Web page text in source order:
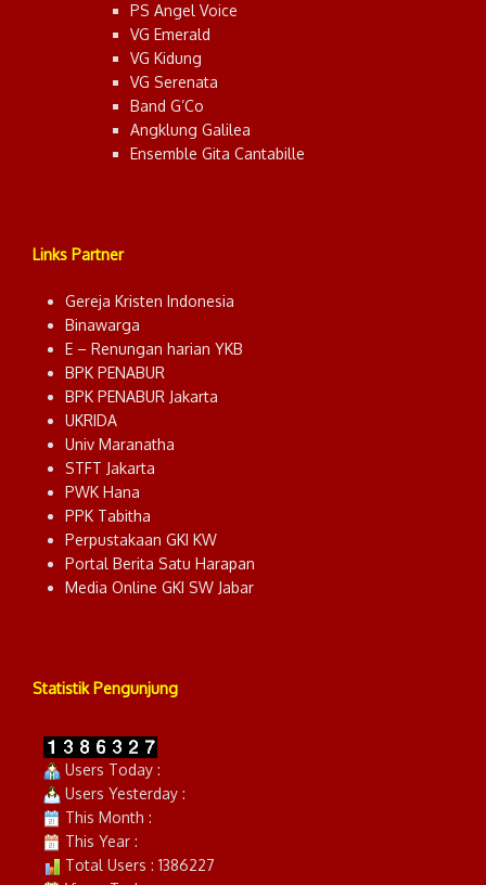
PS Angel Voice
VG Emerald
VG Kidung
VG Serenata
Band G’Co
Angklung Galilea
Ensemble Gita Cantabille
Links Partner
Gereja Kristen Indonesia
Binawarga
E – Renungan harian YKB
BPK PENABUR
BPK PENABUR Jakarta
UKRIDA
Univ Maranatha
STFT Jakarta
PWK Hana
PPK Tabitha
Perpustakaan GKI KW
Portal Berita Satu Harapan
Media Online GKI SW Jabar
Statistik Pengunjung
Users Today :
Users Yesterday :
This Month :
This Year :
Total Users : 1386227